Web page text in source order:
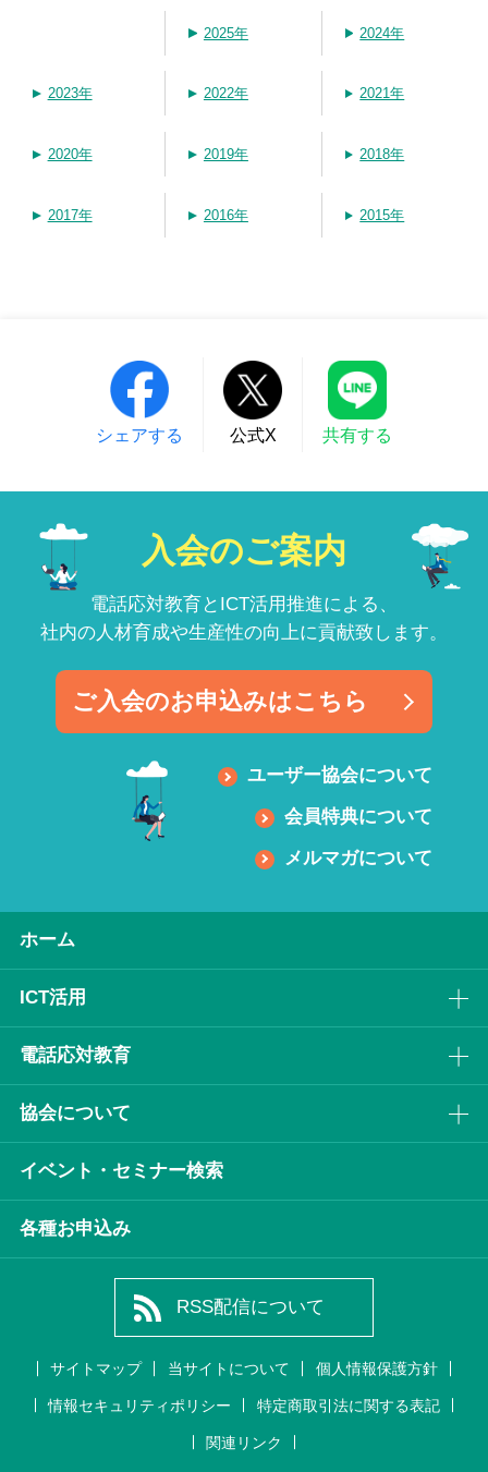
2025年 2024年
2023年 2022年 2021年
2020年 2019年 2018年
2017年 2016年 2015年
シェアする 公式X 共有する
入会のご案内
電話応対教育とICT活用推進による、
社内の人材育成や生産性の向上に貢献致します。
ご入会のお申込みはこちら
ユーザー協会について
会員特典について
メルマガについて
ホーム
ICT活⽤
電話応対教育
協会について
イベント・セミナー検索
各種お申込み
RSS配信について
サイトマップ 当サイトについて 個人情報保護方針
情報セキュリティポリシー 特定商取引法に関する表記
関連リンク